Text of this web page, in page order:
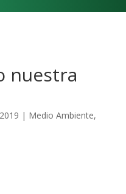
nuestra
| Medio Ambiente,